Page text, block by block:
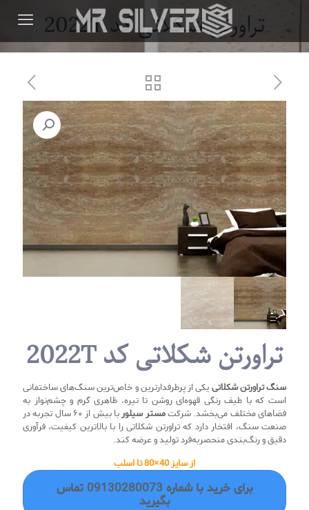
تراورتن شکلاتی کد 2022T
تراورتن شکلاتی کد 2022T
سنگ تراورتن شکلاتییکی از پرطرفدارترین و خاص‌ترین سنگ‌های ساختمانی
است که با طیف رنگی قهوه‌ای روشن تا تیره، ظاهری گرم و چشم‌نواز به
فضاهای مختلف می‌بخشد. شرکتمستر سیلور
با بیش از ۶۰ سال تجربه در
صنعت سنگ، افتخار دارد که تراورتن شکلاتی را با بالاترین کیفیت، فرآوری
دقیق و رنگ‌بندی منحصربه‌فرد تولید و عرضه کند.
از سایز 40×80 تا اسلب
برای خرید با شماره 09130280073 تماس
بگیرید